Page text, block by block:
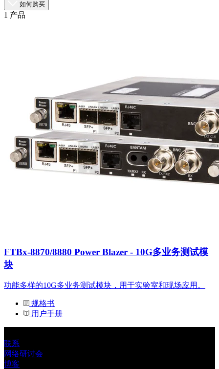
如
公
司
伙
伴
供
商
如何购买
1 产品
FTBx-8870/8880 Power Blazer - 10G多业务测试模
块
功能多样的10G多业务测试模块，用于实验室和现场应用。
规格书
用户手册
联系
网络研讨会
博客